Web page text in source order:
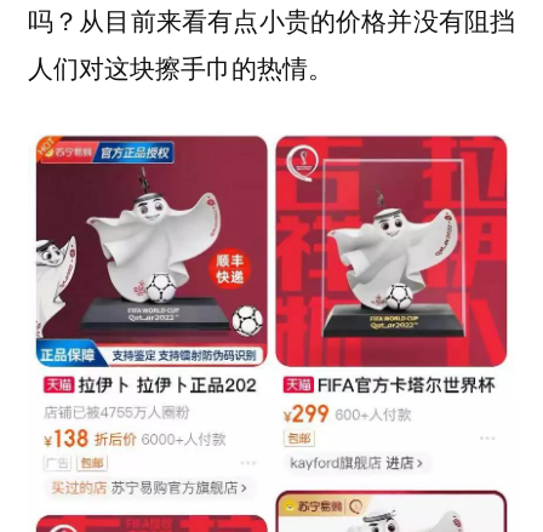
吗？ 从目前来看有点小贵的价格并没有阻挡
人们对这块擦手巾的热情。